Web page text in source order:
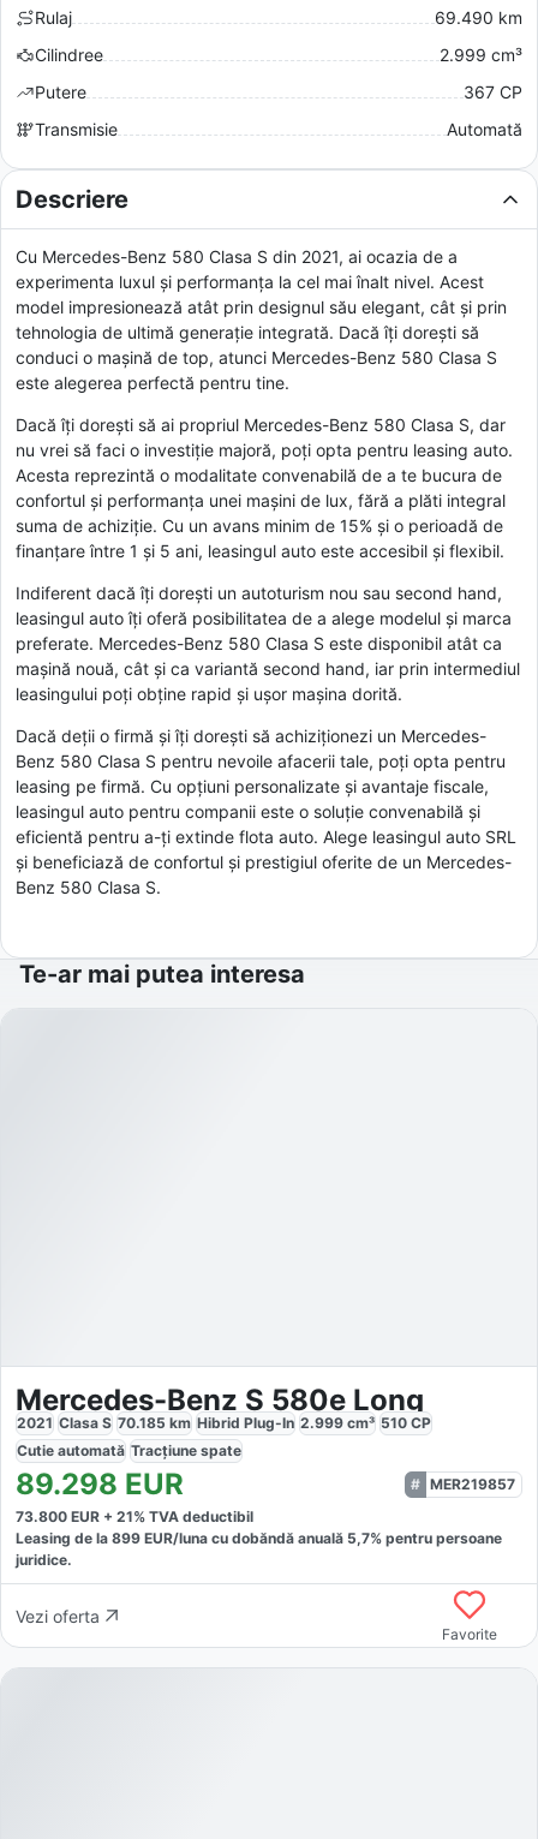
Rulaj
69.490 km
Cilindree
2.999 cm³
Putere
367 CP
Transmisie
Automată
Descriere
Cu Mercedes-Benz 580 Clasa S din 2021, ai ocazia de a
experimenta luxul și performanța la cel mai înalt nivel. Acest
model impresionează atât prin designul său elegant, cât și prin
tehnologia de ultimă generație integrată. Dacă îți dorești să
conduci o mașină de top, atunci Mercedes-Benz 580 Clasa S
este alegerea perfectă pentru tine.
Dacă îți dorești să ai propriul Mercedes-Benz 580 Clasa S, dar
nu vrei să faci o investiție majoră, poți opta pentru leasing auto.
Acesta reprezintă o modalitate convenabilă de a te bucura de
confortul și performanța unei mașini de lux, fără a plăti integral
suma de achiziție. Cu un avans minim de 15% și o perioadă de
finanțare între 1 și 5 ani, leasingul auto este accesibil și flexibil.
Indiferent dacă îți dorești un autoturism nou sau second hand,
leasingul auto îți oferă posibilitatea de a alege modelul și marca
preferate. Mercedes-Benz 580 Clasa S este disponibil atât ca
mașină nouă, cât și ca variantă second hand, iar prin intermediul
leasingului poți obține rapid și ușor mașina dorită.
Dacă deții o firmă și îți dorești să achiziționezi un Mercedes-
Benz 580 Clasa S pentru nevoile afacerii tale, poți opta pentru
leasing pe firmă. Cu opțiuni personalizate și avantaje fiscale,
leasingul auto pentru companii este o soluție convenabilă și
eficientă pentru a-ți extinde flota auto. Alege leasingul auto SRL
și beneficiază de confortul și prestigiul oferite de un Mercedes-
Benz 580 Clasa S.
Te-ar mai putea interesa
Mercedes-Benz S 580e Long
2021 Clasa S 70.185 km Hibrid Plug-In 2.999 cm³ 510 CP
Cutie automată Tracțiune spate
89.298 EUR
MER219857
73.800 EUR + 21% TVA deductibil
Leasing de la 899 EUR/luna cu dobăndă anuală 5,7% pentru persoane
juridice.
Vezi oferta
Favorite